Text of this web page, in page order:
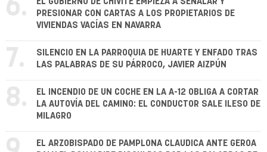
6.
PRESIONAR CON CARTAS A LOS PROPIETARIOS DE
VIVIENDAS VACÍAS EN NAVARRA
7.
SILENCIO EN LA PARROQUIA DE HUARTE Y ENFADO TRAS
LAS PALABRAS DE SU PÁRROCO, JAVIER AIZPÚN
8.
EL INCENDIO DE UN COCHE EN LA A-12 OBLIGA A CORTAR
LA AUTOVÍA DEL CAMINO: EL CONDUCTOR SALE ILESO DE
MILAGRO
EL ARZOBISPADO DE PAMPLONA CLAUDICA ANTE GEROA